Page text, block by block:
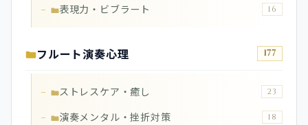
表現力・ビブラート 16
フルート演奏心理 177
ストレスケア・癒し 23
演奏メンタル・挫折対策 18